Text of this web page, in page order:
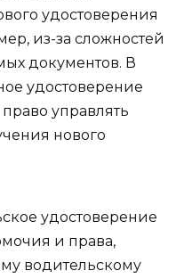
удостоверения
из-за сложностей
документов. В
удостоверение
управлять
нового
удостоверение
и права,
водительскому